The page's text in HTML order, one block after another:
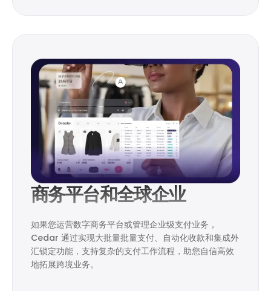
商务平台和全球企业
如果您运营数字商务平台或管理企业级支付业务，
Cedar 通过实现大批量批量支付、自动化收款和集成外
汇锁定功能，支持复杂的支付工作流程，助您自信高效
地拓展跨境业务。